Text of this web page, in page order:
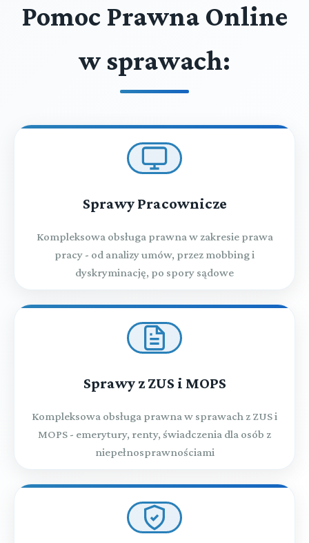
Pomoc Prawna Online
w sprawach:
Sprawy Pracownicze
Kompleksowa obsługa prawna w zakresie prawa
pracy - od analizy umów, przez mobbing i
dyskryminację, po spory sądowe
Sprawy z ZUS i MOPS
Kompleksowa obsługa prawna w sprawach z ZUS i
MOPS - emerytury, renty, świadczenia dla osób z
niepełnosprawnościami